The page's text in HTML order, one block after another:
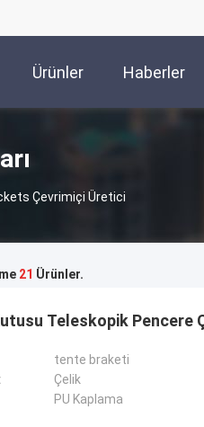
Ürünler Haberler
Çevrimiçi Üretici
21 Ürünler.
Teleskopik Pencere
tente braketi
Çelik
PU Kaplama